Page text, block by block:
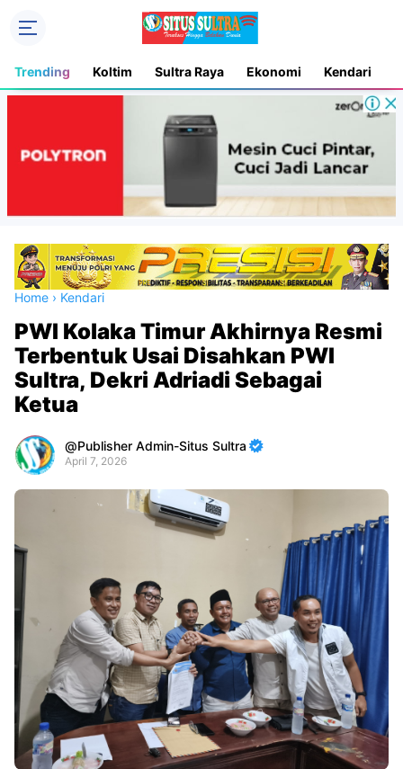
Trending Koltim Sultra Raya Ekonomi Kendari
Home › Kendari
PWI Kolaka Timur Akhirnya Resmi
Terbentuk Usai Disahkan PWI
Sultra, Dekri Adriadi Sebagai
Ketua
Publisher Admin-Situs Sultra
April 7, 2026
Premium
Design
With
Shroff
Templates